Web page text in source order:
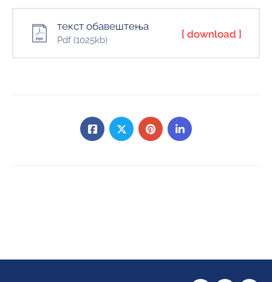
природе
текст обавештења
Pdf(1025kb) [ download ]